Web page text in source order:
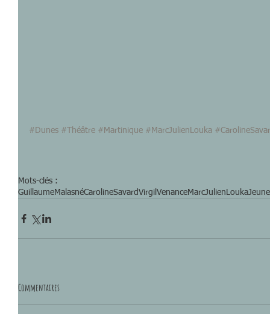
#Dunes #Théâtre #Martinique #MarcJulienLouka
Mots-clés :
GuillaumeMalasnéCarolineSavardVirgilVenanceMarcJulienLouka
Commentaires